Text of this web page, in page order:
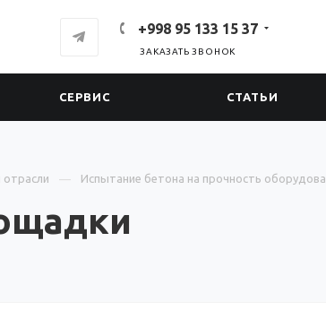
+998 95 133 15 37
ЗАКАЗАТЬ ЗВОНОК
СЕРВИС СТАТЬИ
Испытание бетона на прочность